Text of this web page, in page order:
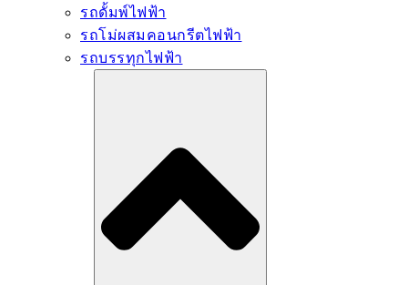
รถดั้มพ์ไฟฟ้า
รถโม่ผสมคอนกรีตไฟฟ้า
รถบรรทุกไฟฟ้า